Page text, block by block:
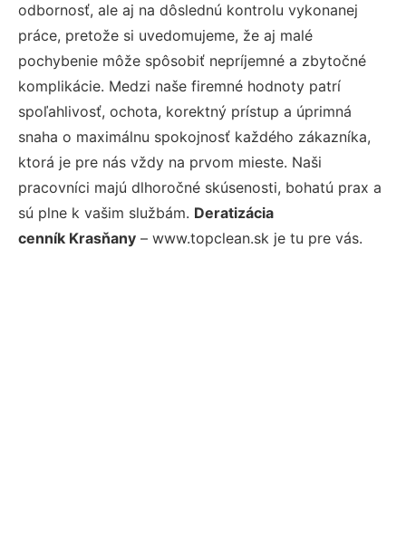
odbornosť, ale aj na dôslednú kontrolu vykonanej
práce, pretože si uvedomujeme, že aj malé
pochybenie môže spôsobiť nepríjemné a zbytočné
komplikácie. Medzi naše firemné hodnoty patrí
spoľahlivosť, ochota, korektný prístup a úprimná
snaha o maximálnu spokojnosť každého zákazníka,
ktorá je pre nás vždy na prvom mieste. Naši
pracovníci majú dlhoročné skúsenosti, bohatú prax a
sú plne k vašim službám. Deratizácia
cenník Krasňany – www.topclean.sk je tu pre vás.